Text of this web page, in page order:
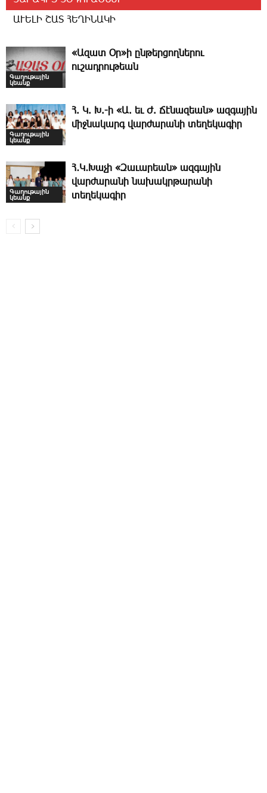
ԱՒԵԼԻ ՇԱՏ ՀԵՂԻՆԱԿԻ
Գաղութային
կեանք
«Ազատ Օր»ի ընթերցողներու
ուշադրութեան
Գաղութային
կեանք
Հ. Կ. Խ.-ի «Ա. եւ Ժ. ­Ճէնազեան» ազգային
միջնակարգ վարժարանի տեղեկագիր
Գաղութային
կեանք
Հ․Կ․Խաչի «Զաւարեան» ազգային
վարժարանի նախակրթարանի
տեղեկագիր